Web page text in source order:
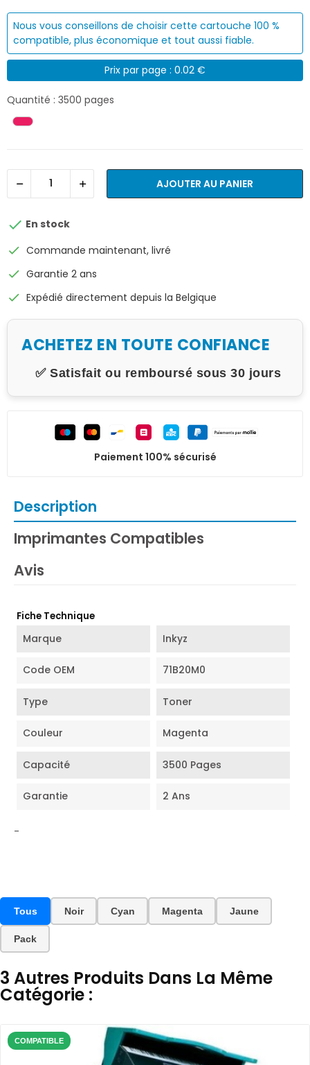
Nous vous conseillons de choisir cette cartouche 100 %
compatible, plus économique et tout aussi fiable.
Prix par page : 0.02 €
Quantité : 3500 pages
AJOUTER AU PANIER
 En stock
check Commande maintenant, livré
check Garantie 2 ans
check Expédié directement depuis la Belgique
ACHETEZ EN TOUTE CONFIANCE
✅ Satisfait ou remboursé sous 30 jours
Paiement 100% sécurisé
Description
Imprimantes Compatibles
Avis
Fiche Technique
Marque Inkyz
Code OEM 71B20M0
Type Toner
Couleur Magenta
Capacité 3500 Pages
Garantie 2 Ans
-
Tous Noir Cyan Magenta Jaune
Pack
3 Autres Produits Dans La Même
Catégorie :
COMPATIBLE